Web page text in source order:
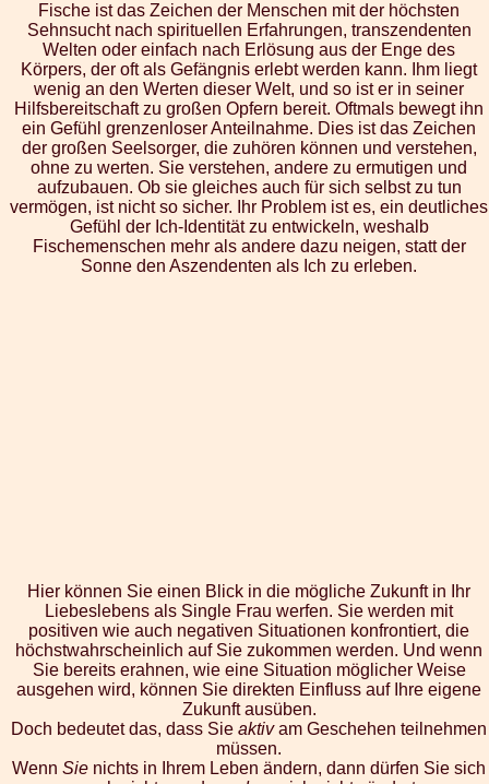
Fische ist das Zeichen der Menschen mit der höchsten
Sehnsucht nach spirituellen Erfahrungen, transzendenten
Welten oder einfach nach Erlösung aus der Enge des
Körpers, der oft als Gefängnis erlebt werden kann. Ihm liegt
wenig an den Werten dieser Welt, und so ist er in seiner
Hilfsbereitschaft zu großen Opfern bereit. Oftmals bewegt ihn
ein Gefühl grenzenloser Anteilnahme. Dies ist das Zeichen
der großen Seelsorger, die zuhören können und verstehen,
ohne zu werten. Sie verstehen, andere zu ermutigen und
aufzubauen. Ob sie gleiches auch für sich selbst zu tun
vermögen, ist nicht so sicher. Ihr Problem ist es, ein deutliches
Gefühl der Ich-Identität zu entwickeln, weshalb
Fischemenschen mehr als andere dazu neigen, statt der
Sonne den Aszendenten als Ich zu erleben.
Hier können Sie einen Blick in die mögliche Zukunft in Ihr
Liebeslebens als Single Frau werfen. Sie werden mit
positiven wie auch negativen Situationen konfrontiert, die
höchstwahrscheinlich auf Sie zukommen werden. Und wenn
Sie bereits erahnen, wie eine Situation möglicher Weise
ausgehen wird, können Sie direkten Einfluss auf Ihre eigene
Zukunft ausüben.
Doch bedeutet das, dass Sie aktivam Geschehen teilnehmen
müssen.
Wenn Sie nichts in Ihrem Leben ändern, dann dürfen Sie sich